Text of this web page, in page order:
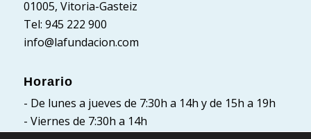
01005, Vitoria-Gasteiz
Tel: 945 222 900
info@lafundacion.com
Horario
- De lunes a jueves de 7:30h a 14h y de 15h a 19h
- Viernes de 7:30h a 14h